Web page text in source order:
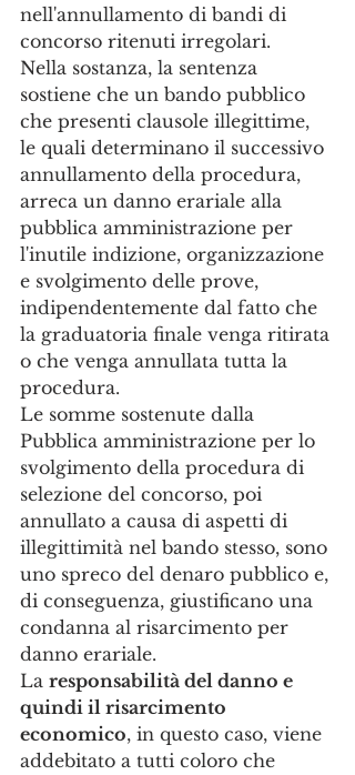
nell'annullamento di bandi di
concorso ritenuti irregolari.
Nella sostanza, la sentenza
sostiene che un bando pubblico
che presenti clausole illegittime,
le quali determinano il successivo
annullamento della procedura,
arreca un danno erariale alla
pubblica amministrazione per
l'inutile indizione, organizzazione
e svolgimento delle prove,
indipendentemente dal fatto che
la graduatoria finale venga ritirata
o che venga annullata tutta la
procedura.
Le somme sostenute dalla
Pubblica amministrazione per lo
svolgimento della procedura di
selezione del concorso, poi
annullato a causa di aspetti di
illegittimità nel bando stesso, sono
uno spreco del denaro pubblico e,
di conseguenza, giustificano una
condanna al risarcimento per
danno erariale.
La responsabilità del danno e
quindi il risarcimento
economico, in questo caso, viene
addebitato a tutti coloro che